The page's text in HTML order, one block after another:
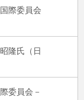
際委員会
隆氏（日
委員会－